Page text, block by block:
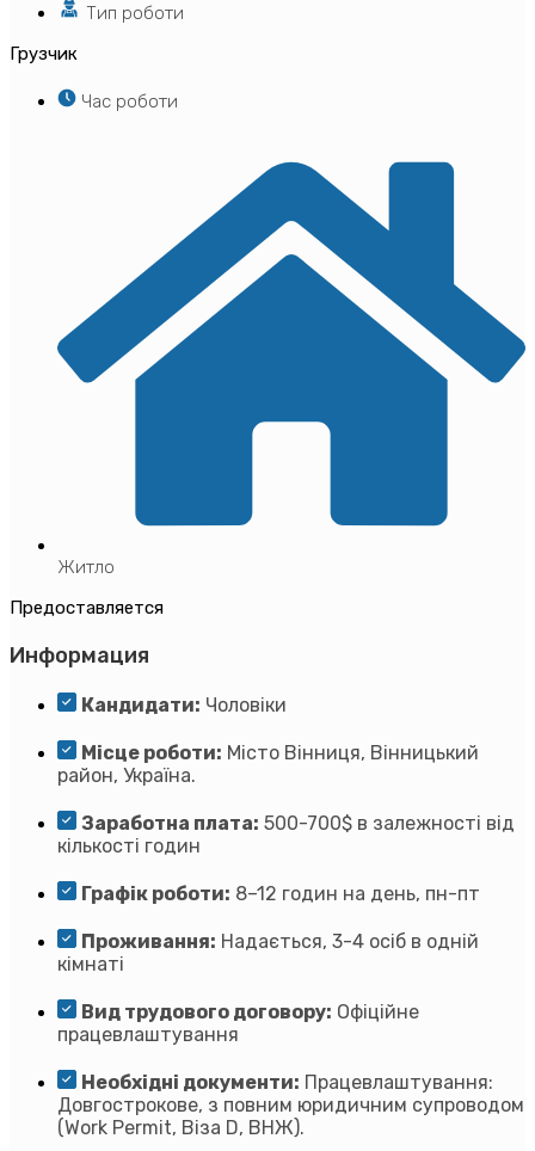
Тип роботи
Грузчик
Час роботи
Житло
Предоставляется
Информация
Кандидати: Чоловіки
Місце роботи: Місто Вінниця, Вінницький
район, Україна.
Заработна плата: 500-700$ в залежності від
кількості годин
Графік роботи: 8–12 годин на день, пн-пт
Проживання: Надається, 3-4 осіб в одній
кімнаті
Вид трудового договору: Офіційне
працевлаштування
Необхідні документи: Працевлаштування:
Довгострокове, з повним юридичним супроводом
(Work Permit, Віза D, ВНЖ).